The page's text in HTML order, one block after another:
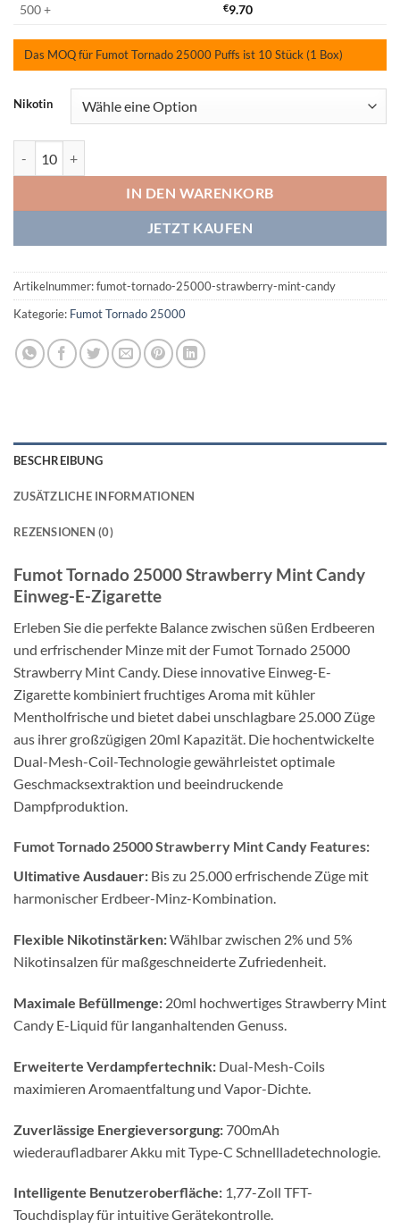
500 +
€9.70
Das MOQ für Fumot Tornado 25000 Puffs ist 10 Stück (1 Box)
Nikotin
IN DEN WARENKORB
JETZT KAUFEN
Artikelnummer:fumot-tornado-25000-strawberry-mint-candy
Kategorie: Fumot Tornado 25000
BESCHREIBUNG
ZUSÄTZLICHE INFORMATIONEN
REZENSIONEN (0)
Fumot Tornado 25000 Strawberry Mint Candy
Einweg-E-Zigarette
Erleben Sie die perfekte Balance zwischen süßen Erdbeeren
und erfrischender Minze mit der Fumot Tornado 25000
Strawberry Mint Candy. Diese innovative Einweg-E-
Zigarette kombiniert fruchtiges Aroma mit kühler
Mentholfrische und bietet dabei unschlagbare 25.000 Züge
aus ihrer großzügigen 20ml Kapazität. Die hochentwickelte
Dual-Mesh-Coil-Technologie gewährleistet optimale
Geschmacksextraktion und beeindruckende
Dampfproduktion.
Fumot Tornado 25000 Strawberry Mint Candy Features:
Ultimative Ausdauer: Bis zu 25.000 erfrischende Züge mit
harmonischer Erdbeer-Minz-Kombination.
Flexible Nikotinstärken:Wählbar zwischen 2% und 5%
Nikotinsalzen für maßgeschneiderte Zufriedenheit.
Maximale Befüllmenge: 20ml hochwertiges Strawberry Mint
Candy E-Liquid für langanhaltenden Genuss.
Erweiterte Verdampfertechnik: Dual-Mesh-Coils
maximieren Aromaentfaltung und Vapor-Dichte.
Zuverlässige Energieversorgung: 700mAh
wiederaufladbarer Akku mit Type-C Schnellladetechnologie.
Intelligente Benutzeroberfläche: 1,77-Zoll TFT-
Touchdisplay für intuitive Gerätekontrolle.